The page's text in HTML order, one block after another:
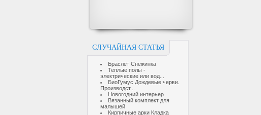
СЛУЧАЙНАЯ СТАТЬЯ
Браслет Снежинка
Теплые полы -
электрические или вод...
БиоГумус Дождевые черви.
Производст...
Новогодний интерьер
Вязанный комплект для
малышей
Кирпичные арки Кладка